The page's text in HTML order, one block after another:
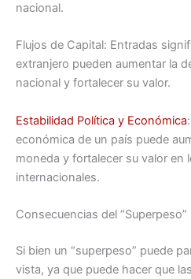
nacional.
Flujos de Capital: Entradas
extranjero pueden aumentar la
nacional y fortalecer su valor.
Estabilidad Política y Económica
económica de un país puede
moneda y fortalecer su valor en
internacionales.
Consecuencias del “Superpeso”
Si bien un “superpeso” puede
vista, ya que puede hacer que